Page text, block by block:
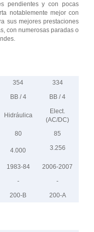
pendientes y con pocas
notablemente mejor con
sus mejores prestaciones
con numerosas paradas o
354
334
BB / 4 BB / 4
Hidráulica
Elect.
(AC/DC)
80 85
4.000 3.256
1983-84
2006-2007
-
-
200-B 200-A